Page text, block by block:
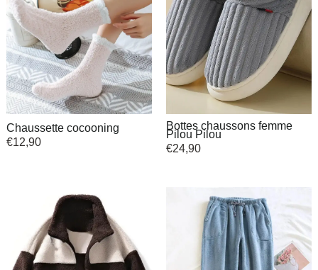
Chaussette cocooning
€12,90
Bottes chaussons femme
Pilou Pilou
€24,90